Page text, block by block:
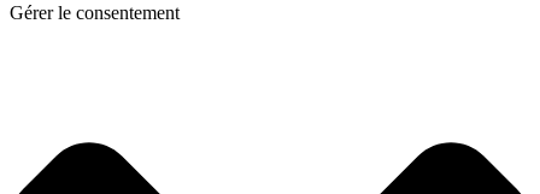
Gérer le consentement